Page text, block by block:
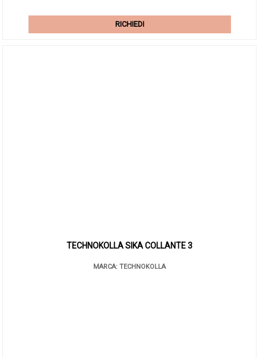
RICHIEDI
TECHNOKOLLA SIKA COLLANTE 3
MARCA: TECHNOKOLLA